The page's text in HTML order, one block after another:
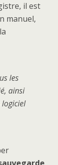
il est
manuel,
les
ainsi
logiciel